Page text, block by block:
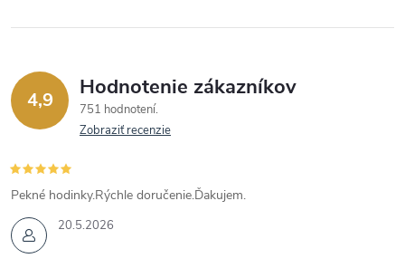
4,9 Hodnotenie zákazníkov
751 hodnotení
Zobraziť recenzie
20.5.2026
Pekné hodinky.Rýchle doručenie.Ďakujem.